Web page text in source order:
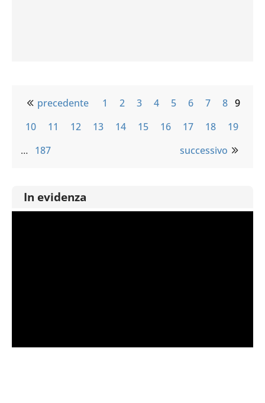
precedente 1 2 3 4 5 6 7 8 9
10
11 12 13 14 15 16 17 18
19
… 187 successivo
In evidenza